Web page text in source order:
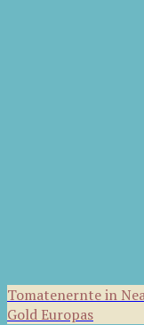
Tomatenernte in
Gold Europas